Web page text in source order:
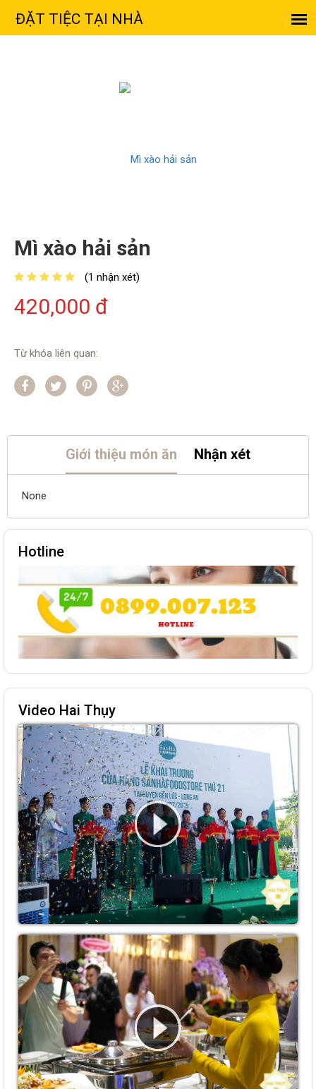
Mì xào hải sản
(1 nhận xét)
420,000 đ
Từ khóa liên quan:
Giới thiệu món ăn Nhận xét
None
Hotline
Video Hai Thụy